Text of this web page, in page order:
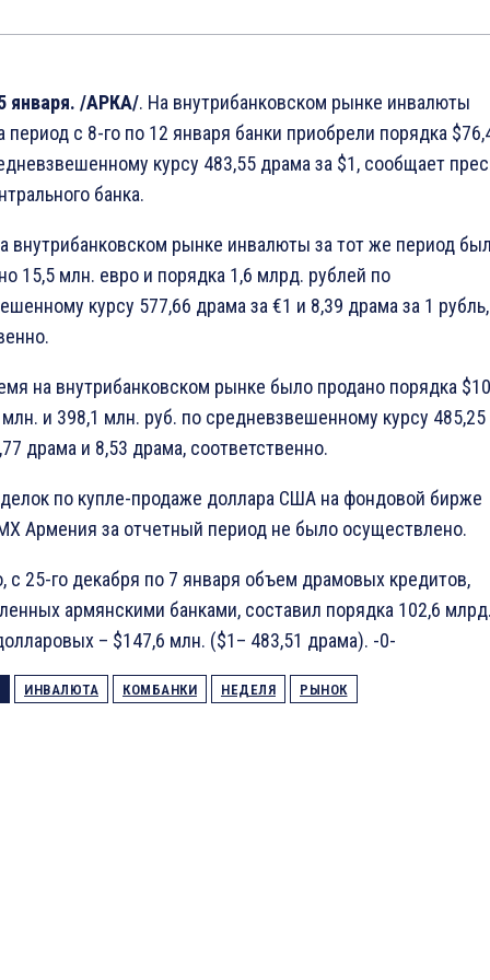
января. /АРКА/. На внутрибанковском рынке инвалюты
период с 8-го по 12 января банки приобрели порядка
курсу 483,55 драма за $1, сообщает
банка.
внутрибанковском рынке инвалюты за тот же период
15,5 млн. евро и порядка 1,6 млрд. рублей по
курсу 577,66 драма за €1 и 8,39 драма за 1 рубль,
на внутрибанковском рынке было продано порядка
и 398,1 млн. руб. по средневзвешенному курсу 485,25
драма и 8,53 драма, соответственно.
по купле-продаже доллара США на фондовой бирже
Армения за отчетный период не было осуществлено.
с 25-го декабря по 7 января объем драмовых кредитов,
армянскими банками, составил порядка 102,6
– $147,6 млн. ($1– 483,51 драма). -0-
ИНВАЛЮТА КОМБАНКИ НЕДЕЛЯ РЫНОК